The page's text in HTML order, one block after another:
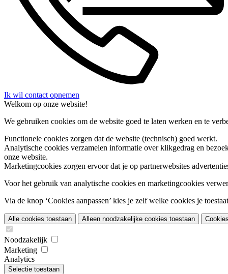
Ik wil contact opnemen
Welkom op onze website!
We gebruiken cookies om de website goed te laten werken en te
Functionele cookies zorgen dat de website (technisch) goed werkt.
Analytische cookies verzamelen informatie over klikgedrag en
onze website.
Marketingcookies zorgen ervoor dat je op partnerwebsites
Voor het gebruik van analytische cookies en marketingcookies
Via de knop ‘Cookies aanpassen’ kies je zelf welke cookies je
Alle cookies toestaan Alleen noodzakelijke cookies toestaan
Noodzakelijk
Marketing
Analytics
Selectie toestaan